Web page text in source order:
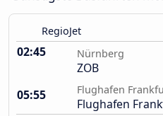
RegioJet
02:45 Nürnberg
ZOB
05:55
Flughafen
Flughafen